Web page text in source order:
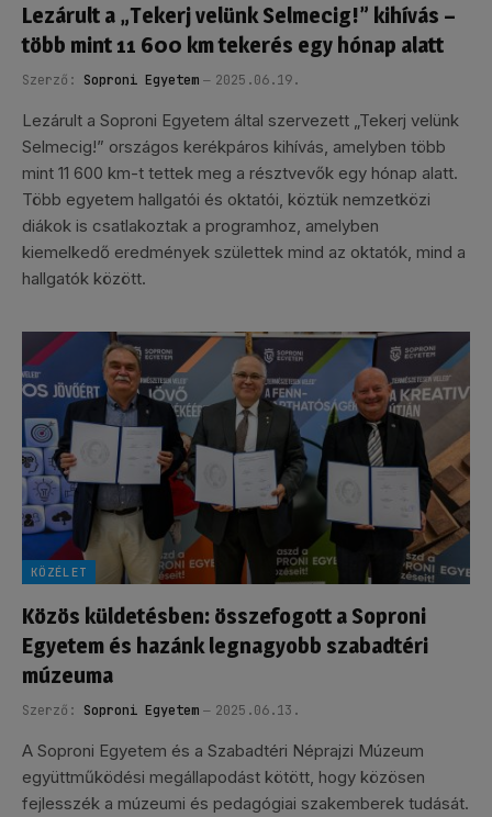
Lezárult a „Tekerj velünk Selmecig!” kihívás –
több mint 11 600 km tekerés egy hónap alatt
Szerző: Soproni Egyetem 2025.06.19.
Lezárult a Soproni Egyetem által szervezett „Tekerj velünk
Selmecig!” országos kerékpáros kihívás, amelyben több
mint 11 600 km-t tettek meg a résztvevők egy hónap alatt.
Több egyetem hallgatói és oktatói, köztük nemzetközi
diákok is csatlakoztak a programhoz, amelyben
kiemelkedő eredmények születtek mind az oktatók, mind a
hallgatók között.
KÖZÉLET
Közös küldetésben: összefogott a Soproni
Egyetem és hazánk legnagyobb szabadtéri
múzeuma
Szerző: Soproni Egyetem 2025.06.13.
A Soproni Egyetem és a Szabadtéri Néprajzi Múzeum
együttműködési megállapodást kötött, hogy közösen
fejlesszék a múzeumi és pedagógiai szakemberek tudását.